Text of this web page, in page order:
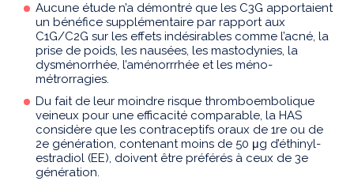
Aucune étude n’a démontré que les C3G apportaient
un bénéfice supplémentaire par rapport aux
C1G/C2G sur les effets indésirables comme l’acné, la
prise de poids, les nausées, les mastodynies, la
dysménorrhée, l’aménorrrhée et les méno-
métrorragies.
Du fait de leur moindre risque thromboembolique
veineux pour une efficacité comparable, la HAS
considère que les contraceptifs oraux de 1re ou de
2e génération, contenant moins de 50 μg d’éthinyl-
estradiol (EE), doivent être préférés à ceux de 3e
génération.